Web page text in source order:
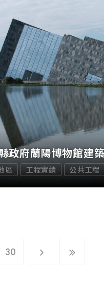
政府蘭陽博物館建
區 工程實績 公共工程
30